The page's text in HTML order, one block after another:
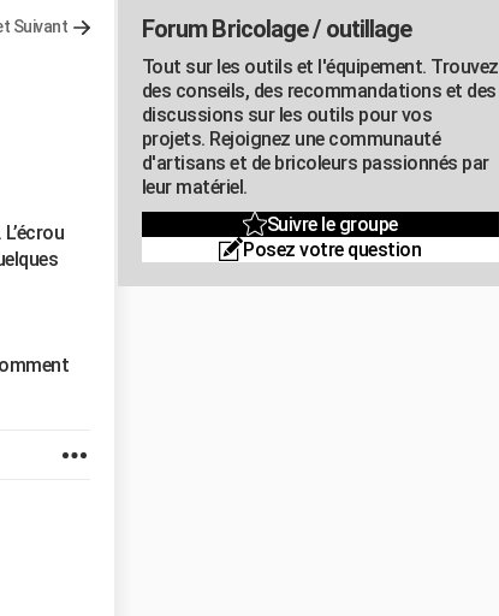
Suivant Forum Bricolage / outillage
Tout sur les outils et l'équipement. Trouvez
des conseils, des recommandations et des
discussions sur les outils pour vos
projets. Rejoignez une communauté
d'artisans et de bricoleurs passionnés par
leur matériel.
Suivre le groupe
Posez votre question